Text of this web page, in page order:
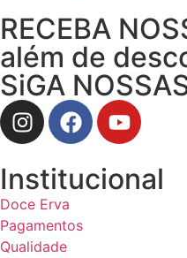
RECEBA
além de
SiGA
Institucional
Doce Erva
Pagamentos
Qualidade